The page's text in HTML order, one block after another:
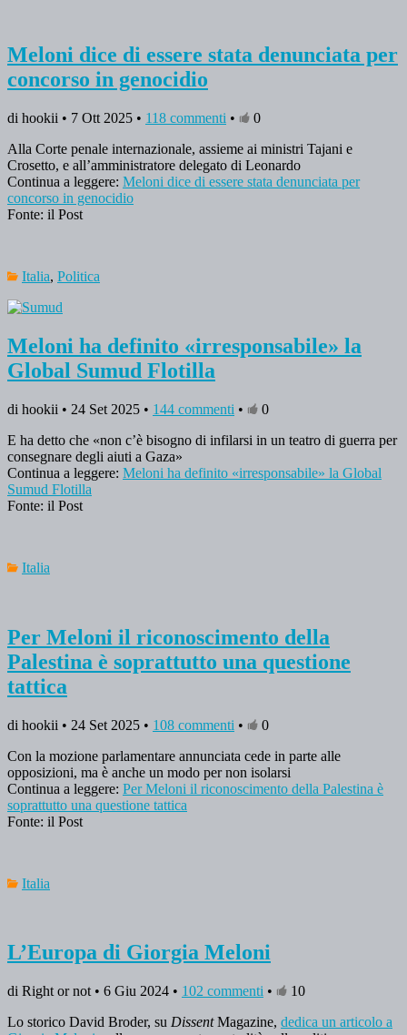
Meloni dice di essere stata denunciata per
concorso in genocidio
di hookii • 7 Ott 2025 • 118 commenti •
0
Alla Corte penale internazionale, assieme ai ministri Tajani e
Crosetto, e all’amministratore delegato di Leonardo
Continua a leggere: Meloni dice di essere stata denunciata per
concorso in genocidio
Fonte: il Post
Italia, Politica
Meloni ha definito «irresponsabile» la
Global Sumud Flotilla
di hookii • 24 Set 2025 • 144 commenti •
0
E ha detto che «non c’è bisogno di infilarsi in un teatro di guerra per
consegnare degli aiuti a Gaza»
Continua a leggere: Meloni ha definito «irresponsabile» la Global
Sumud Flotilla
Fonte: il Post
Italia
Per Meloni il riconoscimento della
Palestina è soprattutto una questione
tattica
di hookii • 24 Set 2025 • 108 commenti •
0
Con la mozione parlamentare annunciata cede in parte alle
opposizioni, ma è anche un modo per non isolarsi
Continua a leggere: Per Meloni il riconoscimento della Palestina è
soprattutto una questione tattica
Fonte: il Post
Italia
L’Europa di Giorgia Meloni
di Right or not • 6 Giu 2024 • 102 commenti •
10
Lo storico David Broder, su DissentMagazine, dedica un articolo a